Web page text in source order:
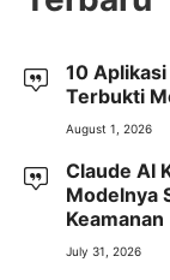
10
Terbukti
August 1, 2026
Claude AI
Modelnya
Keamanan
July 31, 2026